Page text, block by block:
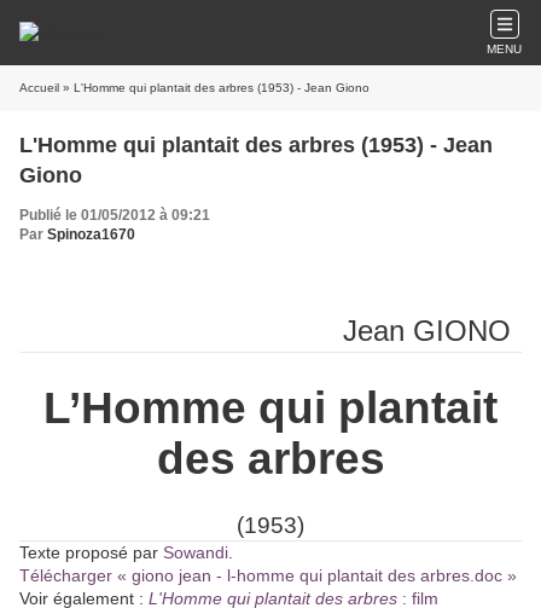
MENU
Accueil » L'Homme qui plantait des arbres (1953) - Jean Giono
L'Homme qui plantait des arbres (1953) - Jean
Giono
Publié le 01/05/2012 à 09:21
Par Spinoza1670
Jean GIONO
L’Homme qui plantait
des arbres
(1953)
Texte proposé par Sowandi.
Télécharger « giono jean - l-homme qui plantait des arbres.doc »
Voir également : L'Homme qui plantait des arbres : film